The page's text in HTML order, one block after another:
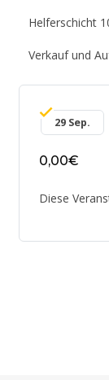
Helferschicht
Verkauf und
29 Sep.
0,00€
Diese